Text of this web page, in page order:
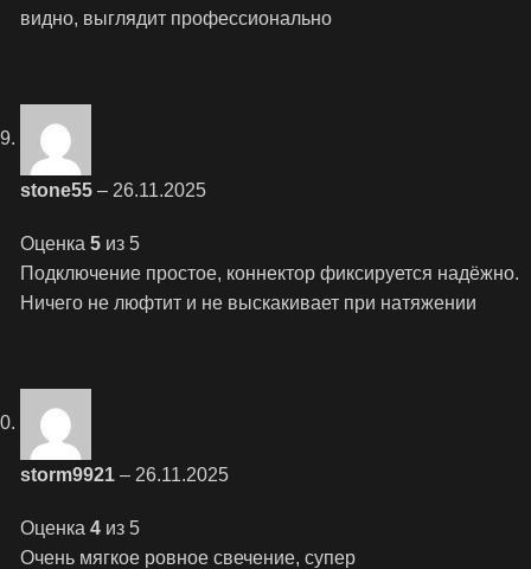
видно, выглядит профессионально
stone55 – 26.11.2025
Оценка 5 из 5
Подключение простое, коннектор фиксируется надёжно.
Ничего не люфтит и не выскакивает при натяжении
storm9921 – 26.11.2025
Оценка 4 из 5
Очень мягкое ровное свечение, супер